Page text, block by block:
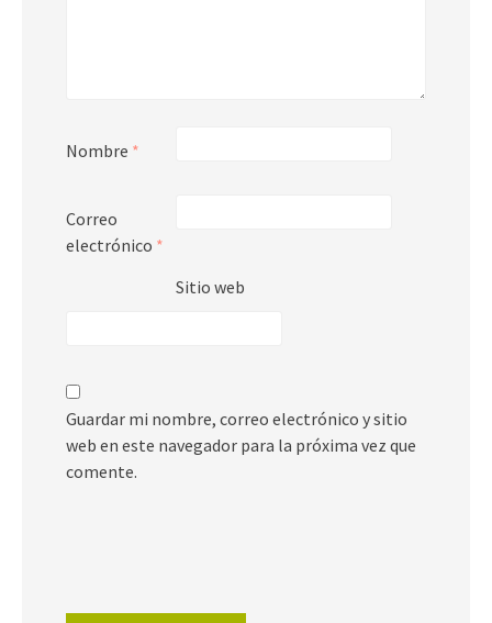
Nombre *
Correo
electrónico *
Sitio web
Guardar mi nombre, correo electrónico y sitio
web en este navegador para la próxima vez que
comente.